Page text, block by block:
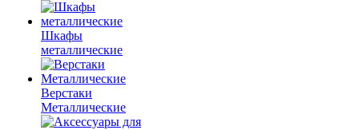
Шкафы
металлические
Верстаки
Металлические